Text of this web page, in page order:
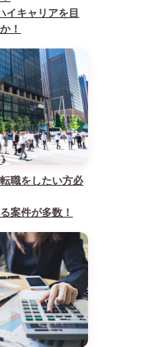
イキャリアを目
！
職をしたい方必
案件が多数！